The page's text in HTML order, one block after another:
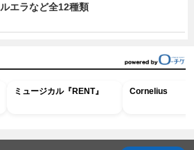
ルエラなど全12種類
ミュージカル『RENT』 Cornelius